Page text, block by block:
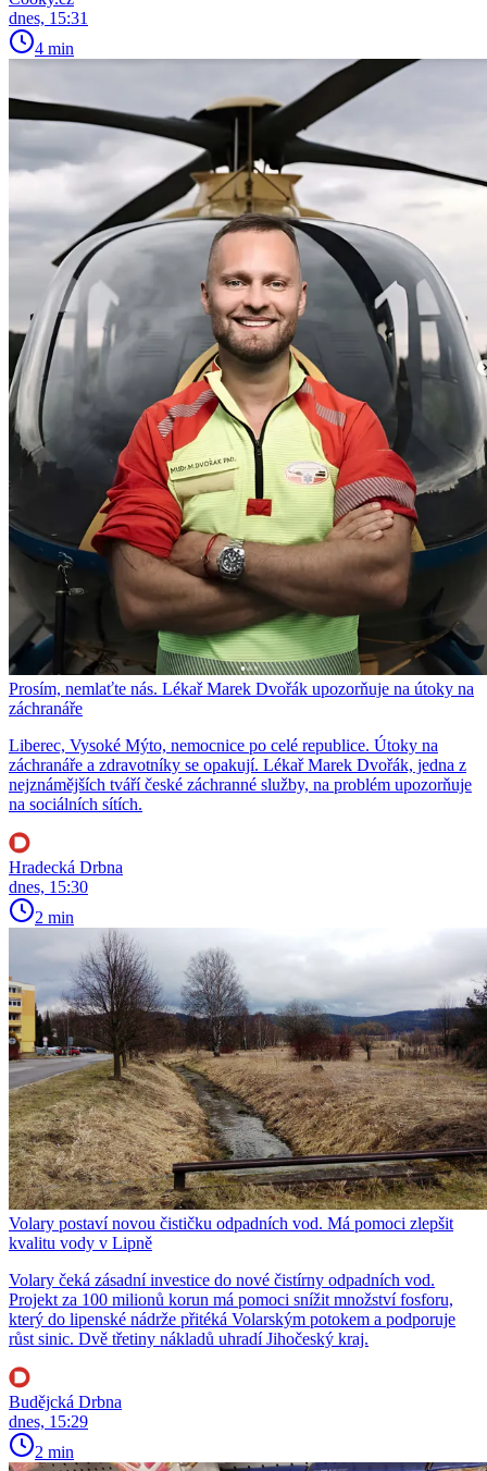
dnes, 15:31
4 min
Prosím, nemlaťte nás. Lékař Marek Dvořák upozorňuje na útoky na
záchranáře
Liberec, Vysoké Mýto, nemocnice po celé republice. Útoky na
záchranáře a zdravotníky se opakují. Lékař Marek Dvořák, jedna z
nejznámějších tváří české záchranné služby, na problém upozorňuje
na sociálních sítích.
Hradecká Drbna
dnes, 15:30
2 min
Volary postaví novou čističku odpadních vod. Má pomoci zlepšit
kvalitu vody v Lipně
Volary čeká zásadní investice do nové čistírny odpadních vod.
Projekt za 100 milionů korun má pomoci snížit množství fosforu,
který do lipenské nádrže přitéká Volarským potokem a podporuje
růst sinic. Dvě třetiny nákladů uhradí Jihočeský kraj.
Budějcká Drbna
dnes, 15:29
2 min